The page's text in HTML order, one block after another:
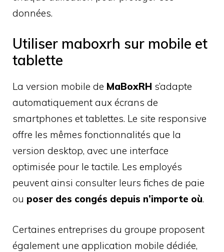
données.
Utiliser maboxrh sur mobile et
tablette
La version mobile de MaBoxRH s’adapte
automatiquement aux écrans de
smartphones et tablettes. Le site responsive
offre les mêmes fonctionnalités que la
version desktop, avec une interface
optimisée pour le tactile. Les employés
peuvent ainsi consulter leurs fiches de paie
ou poser des congés depuis n’importe où.
Certaines entreprises du groupe proposent
également une application mobile dédiée,